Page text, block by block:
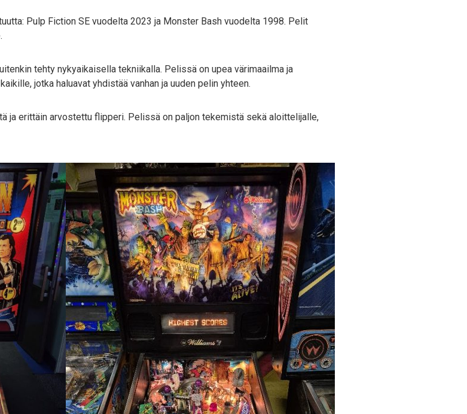
Pulp Fiction SE vuodelta 2023 ja Monster Bash vuodelta 1998. Pelit
tehty nykyaikaisella tekniikalla. Pelissä on upea värimaailma ja
jotka haluavat yhdistää vanhan ja uuden pelin yhteen.
ja erittäin arvostettu flipperi. Pelissä on paljon tekemistä sekä aloittelijalle,